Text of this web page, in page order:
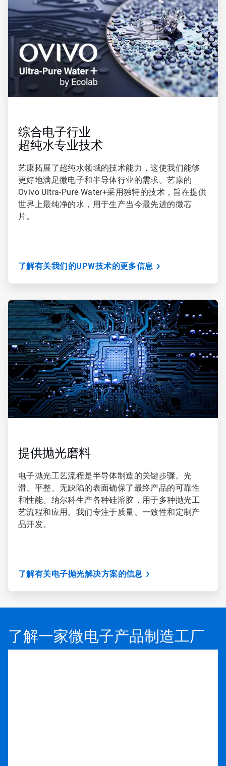
共
3
综合电子行业
超纯水专业技术
艺康拓展了超纯水领域的技术能力，这使我们能够
更好地满足微电子和半导体行业的需求。艺康的
Ovivo Ultra-Pure Water+采用独特的技术，旨在提供
世界上最纯净的水，用于生产当今最先进的微芯
片。
了解有关我们的UPW技术的更多信息
ArticleTile
3
，
共
3
提供抛光磨料
电子抛光工艺流程是半导体制造的关键步骤。光
滑、平整、无缺陷的表面确保了最终产品的可靠性
和性能。纳尔科生产各种硅溶胶，用于多种抛光工
艺流程和应用。我们专注于质量、一致性和定制产
品开发。
了解有关电子抛光解决方案的信息
了解一家微电子产品制造工厂